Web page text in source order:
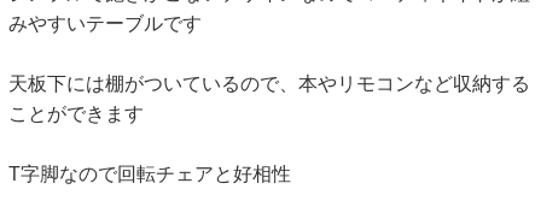
みやすいテーブルです
天板下には棚がついているので、本やリモコンなど収納する
ことができます
T字脚なので回転チェアと好相性